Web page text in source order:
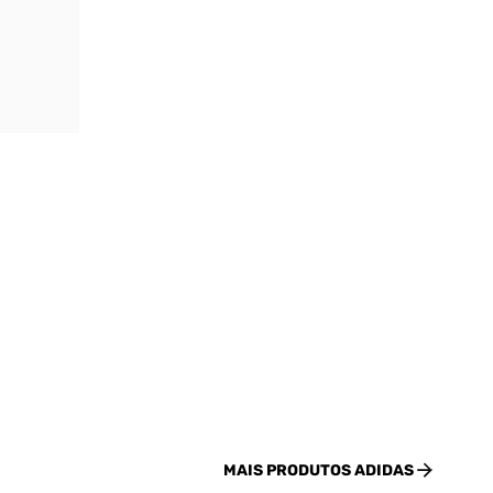
MAIS PRODUTOSADIDAS